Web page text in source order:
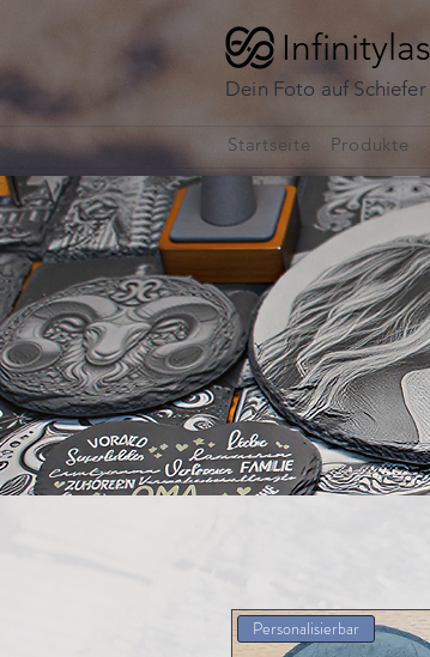
Dein Foto auf Schiefer
Startseite Produkte
Personalisierbar